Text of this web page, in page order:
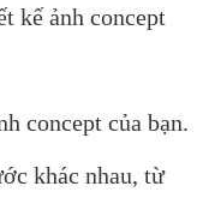
kế ảnh concept
concept của bạn.
khác nhau, từ